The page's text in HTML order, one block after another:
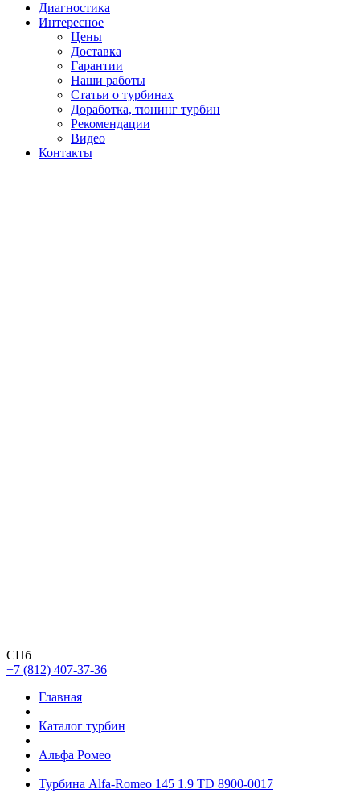
Диагностика
Интересное
Цены
Доставка
Гарантии
Наши работы
Статьи о турбинах
Доработка, тюнинг турбин
Рекомендации
Видео
Контакты
СПб
+7 (812) 407-37-36
Главная
Каталог турбин
Альфа Ромео
Турбина Alfa-Romeo 145 1.9 TD 8900-0017